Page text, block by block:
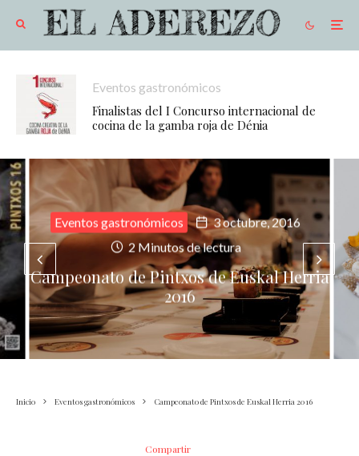
Eventos gastronómicos
Finalistas del I Concurso internacional de
cocina de la gamba roja de Dénia
Eventos gastronómicos
3 octubre, 2016
2 Minutos de lectura
Campeonato de Pintxos de Euskal Herria
2016
Inicio Eventos gastronómicos Campeonato de Pintxos de Euskal Herria 2016
Compartir